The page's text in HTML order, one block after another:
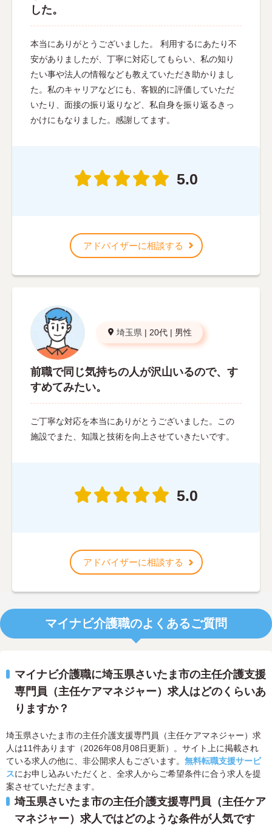
した。
本当にありがとうございました。 利用するにあたり不
安がありましたが、丁寧に対応してもらい、私の知り
たい事や法人の情報なども教えていただき助かりまし
た。私のキャリアなどにも、客観的に評価していただ
いたり、面接の振り返りなど、私自身を振り返るきっ
かけにもなりました。感謝してます。
5.0
アドバイザーに相談する
埼玉県 | 20代 | 男性
前職で同じ気持ちの人が沢山いるので、す
すめてみたい。
ご丁寧な対応を本当にありがとうございました。この
施設でまた、知識と技術を向上させていきたいです。
5.0
アドバイザーに相談する
マイナビ介護職のよくあるご質問
マイナビ介護職に埼玉県さいたま市の主任介護支援
専門員（主任ケアマネジャー）求人はどのくらいあ
りますか？
埼玉県さいたま市の主任介護支援専門員（主任ケアマネジャー）求
人は11件あります（2026年08月08日更新）。サイト上に掲載され
ている求人の他に、非公開求人もございます。 無料転職支援サービ
スにお申し込みいただくと、全求人からご希望条件に合う求人を提
案させていただきます。
埼玉県さいたま市の主任介護支援専門員（主任ケア
マネジャー）求人ではどのような条件が人気です